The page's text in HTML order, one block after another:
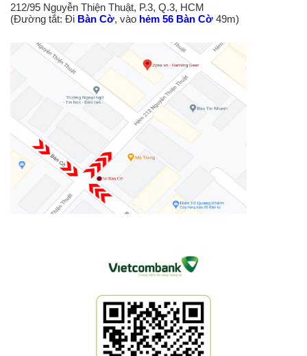
212/95 Nguyễn Thiện Thuật, P.3, Q.3, HCM
(Đường tắt: Đi Bàn Cờ, vào hẻm 56 Bàn Cờ 49m)